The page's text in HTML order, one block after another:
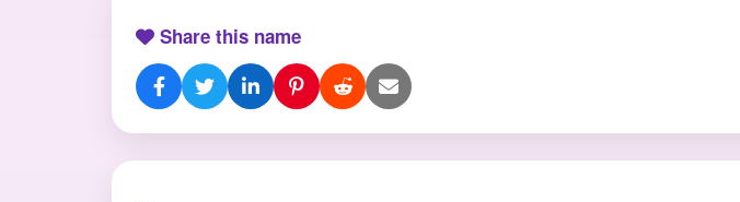
Share this name